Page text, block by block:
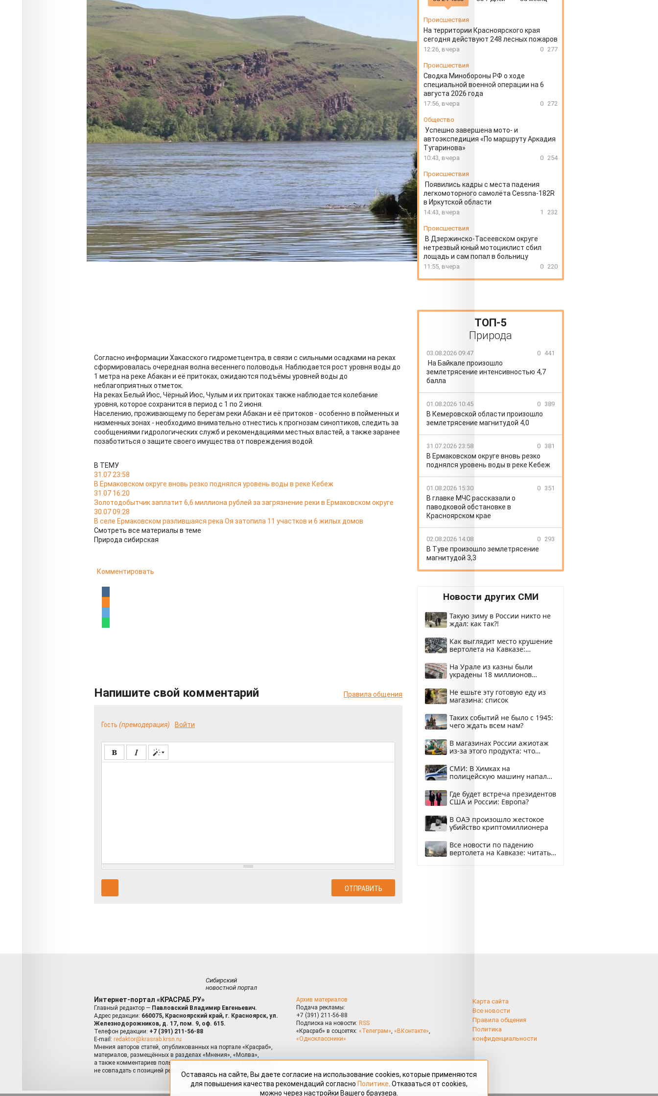
Природа
01.06.2026 11:45384
Согласно информации Хакасского гидрометцентра, в связи с сильными осадками на реках
сформировалась очередная волна весеннего половодья. Наблюдается рост уровня воды до
1 метра на реке Абакан и её притоках, ожидаются подъёмы уровней воды до
неблагоприятных отметок.
На реках Белый Июс, Чёрный Июс, Чулым и их притоках также наблюдается колебание
уровня, которое сохранится в период с 1 по 2 июня.
Населению, проживающему по берегам реки Абакан и её притоков - особенно в пойменных и
низменных зонах - необходимо внимательно отнестись к прогнозам синоптиков, следить за
сообщениями гидрологических служб и рекомендациями местных властей, а также заранее
позаботиться о защите своего имущества от повреждения водой.
В ТЕМУ
31.07 23:58
В Ермаковском округе вновь резко поднялся уровень воды в реке Кебеж
31.07 16:20
Золотодобытчик заплатит 6,6 миллиона рублей за загрязнение реки в Ермаковском округе
30.07 09:28
В селе Ермаковском разлившаяся река Оя затопила 11 участков и 6 жилых домов
Смотреть все материалы в теме
Природа сибирская
Комментировать
Напишите свой комментарий Правила общения
Гость (премодерация) Войти
Происшествия
На территории Красноярского края
сегодня действуют 248 лесных пожаров
12:26, вчера 0 277
Происшествия
Сводка Минобороны РФ о ходе
специальной военной операции на 6
августа 2026 года
17:56, вчера 0 272
Общество
Успешно завершена мото- и
автоэкспедиция «По маршруту Аркадия
Тугаринова»
10:43, вчера 0 254
Происшествия
Появились кадры с места падения
легкомоторного самолёта Cessna-182R
в Иркутской области
14:43, вчера 1 232
Происшествия
В Дзержинско-Тасеевском округе
нетрезвый юный мотоциклист сбил
лощадь и сам попал в больницу
11:55, вчера 0 220
ТОП-5
Природа
03.08.2026 09:47 0 441
На Байкале произошло
землетрясение интенсивностью 4,7
балла
01.08.2026 10:45 0 389
В Кемеровской области произошло
землетрясение магнитудой 4,0
31.07.2026 23:58 0 381
В Ермаковском округе вновь резко
поднялся уровень воды в реке Кебеж
01.08.2026 15:30 0 351
В главке МЧС рассказали о
паводковой обстановке в
Красноярском крае
02.08.2026 14:08 0 293
В Туве произошло землетрясение
магнитудой 3,3
Новости других СМИ
Такую зиму в России никто не
ждал: как так?!
Как выглядит место крушение
вертолета на Кавказе:
На Урале из казны были
украдены 18 миллионов
Не ешьте эту готовую еду из
магазина: список
Таких событий не было с 1945:
чего ждать всем нам?
В магазинах России ажиотаж
из-за этого продукта: что
СМИ: В Химках на
полицейскую машину напали
Где будет встреча президентов
США и России: Европа?
В ОАЭ произошло жестокое
убийство криптомиллионера
Все новости по падению
вертолета на Кавказе: читать
Сибирский
новостной портал
Интернет-портал «КРАСРАБ.РУ»
Главный редактор — Павловский Владимир Евгеньевич.
Адрес редакции: 660075, Красноярский край, г. Красноярск, ул.
Железнодорожников, д. 17, пом. 9, оф. 615.
Телефон редакции: +7 (391) 211-56-88
E-mail: redaktor@krasrab.krsn.ru
Мнения авторов статей, опубликованных на портале «Красраб»,
материалов, размещённых в разделах «Мнения», «Молва»,
а также комментариев пользователей к материалам сайта могут
не совпадать с позицией редакции.
Архив материалов
Подача рекламы:
+7 (391) 211-56-88
Подписка на новости: RSS
«Красраб» в соцсетях: «Телеграм», «ВКонтакте»,
«Одноклассники»
Карта сайта
Все новости
Правила общения
Политика
конфиденциальности
Оставаясь на сайте, Вы даете согласие на использование cookies, которые применяются
для повышения качества рекомендаций согласно Политике . Отказаться от cookies,
можно через настройки Вашего браузера.